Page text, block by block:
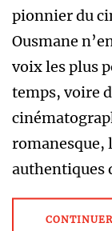
pionnier du
Ousmane
voix les plus
temps, voire
romanesque,
authentiques